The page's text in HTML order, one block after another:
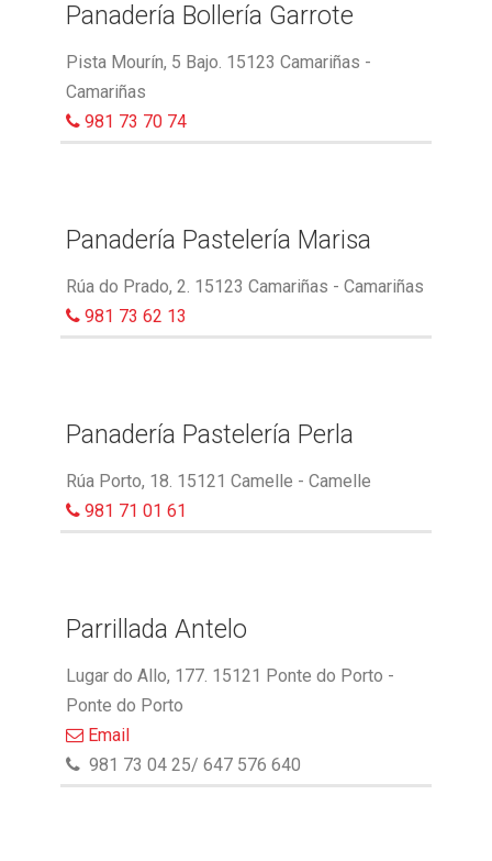
Panadería Bollería Garrote
Pista Mourín, 5 Bajo. 15123 Camariñas -
Camariñas
981 73 70 74
Panadería Pastelería Marisa
Rúa do Prado, 2. 15123 Camariñas - Camariñas
981 73 62 13
Panadería Pastelería Perla
Rúa Porto, 18. 15121 Camelle - Camelle
981 71 01 61
Parrillada Antelo
Lugar do Allo, 177. 15121 Ponte do Porto -
Ponte do Porto
Email
981 73 04 25/ 647 576 640